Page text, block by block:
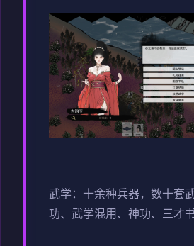
武学：十余种兵器，数十套
功、武学混用、神功、三才